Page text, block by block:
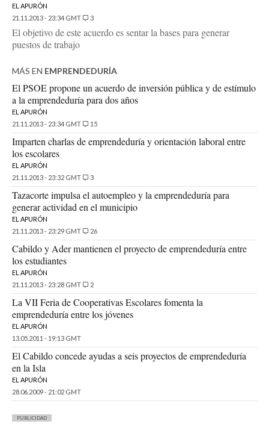
EL APURÓN
21.11.2013 - 23:34 GMT
3
El objetivo de este acuerdo es sentar la bases para generar
puestos de trabajo
MÁS EN EMPRENDEDURÍA
El PSOE propone un acuerdo de inversión pública y de estímulo
a la emprendeduría para dos años
EL APURÓN
21.11.2013 - 23:34 GMT
15
Imparten charlas de emprendeduría y orientación laboral entre
los escolares
EL APURÓN
21.11.2013 - 23:32 GMT
3
Tazacorte impulsa el autoempleo y la emprendeduría para
generar actividad en el municipio
EL APURÓN
21.11.2013 - 23:29 GMT
26
Cabildo y Ader mantienen el proyecto de emprendeduría entre
los estudiantes
EL APURÓN
21.11.2013 - 23:28 GMT
2
La VII Feria de Cooperativas Escolares fomenta la
emprendeduría entre los jóvenes
EL APURÓN
13.05.2011 - 19:13 GMT
El Cabildo concede ayudas a seis proyectos de emprendeduría
en la Isla
EL APURÓN
28.06.2009 - 21:02 GMT
PUBLICIDAD